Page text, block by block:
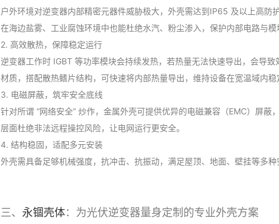
户外环境对逆变器内部精密元器件威胁极大，外壳需达到IP65 及以上高防
在海边盐雾、工业腐蚀环境中也能杜绝水汽、粉尘渗入，保护内部电路与模
2. 高效散热，保障稳定运行
逆变器工作时 IGBT 等功率模块会持续发热，若热量无法快速导出，会导
材质，搭配散热鳍片结构，可快速将内部热量导出，维持设备在宽温域内稳
3. 电磁屏蔽，筑牢安全底线
针对所谓 “网络安全” 炒作，金属外壳可提供优异的电磁兼容（EMC）屏
层面杜绝非法远程操控风险，让电网运行更安全。
4. 结构稳固，适配多元安装
外壳需具备足够机械强度，抗冲击、抗振动，满足屋顶、地面、壁挂等多
三、 永锢壳体：为光伏逆变器量身定制的专业外壳方案